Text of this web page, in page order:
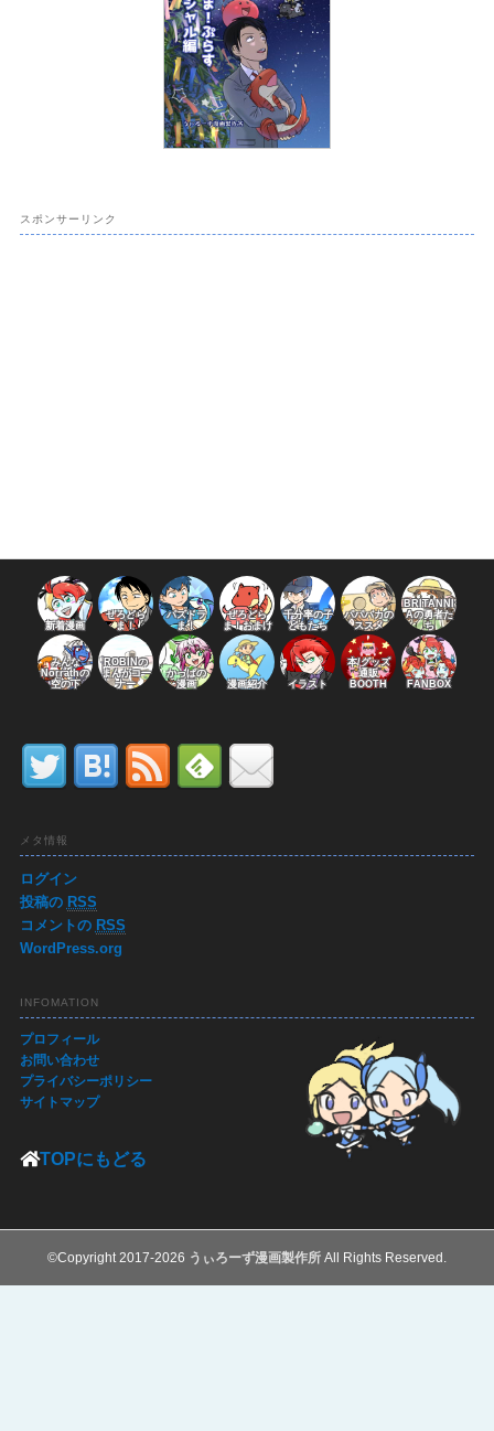
スポンサーリンク
新着漫画
ぜろどら
ま！
パズドラ
ま！
ぜろどら
ま！おまけ
千分率の子
どもたち
パパバカの
ススメ
BRITANNI
Aの勇者た
ち
みんな
Norrathの
空の下
ROBINの
まんがコー
ナー
かっぱの
漫画
漫画紹介 イラスト
本/グッズ
通販
BOOTH
FANBOX
メタ情報
ログイン
投稿の RSS
コメントの RSS
WordPress.org
INFOMATION
プロフィール
お問い合わせ
プライバシーポリシー
サイトマップ
TOPにもどる
©Copyright 2017-2026 うぃろーず漫画製作所 All Rights Reserved.